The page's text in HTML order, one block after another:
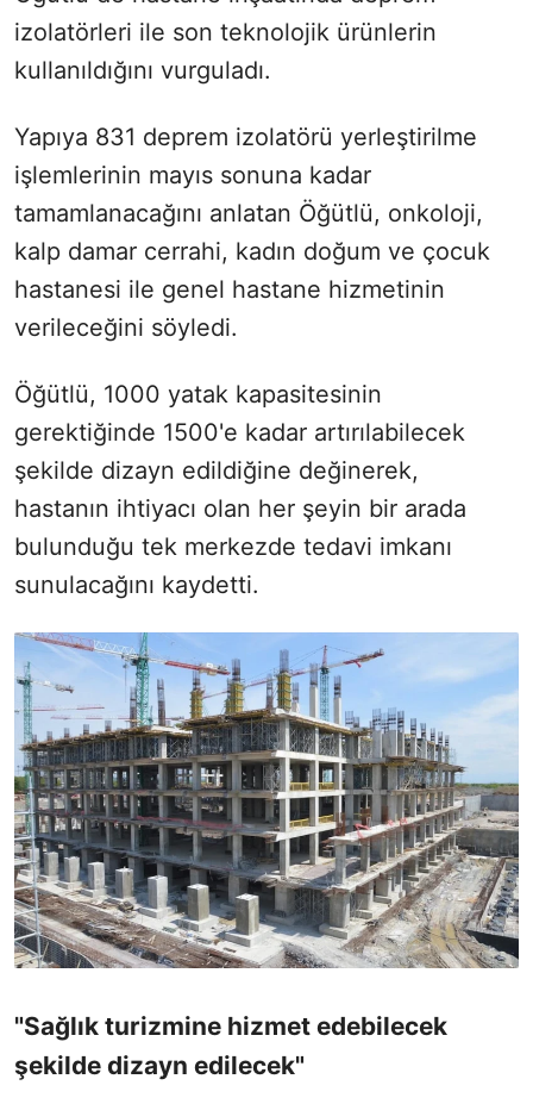
izolatörleri ile son teknolojik ürünlerin
kullanıldığını vurguladı.
Yapıya 831 deprem izolatörü yerleştirilme
işlemlerinin mayıs sonuna kadar
tamamlanacağını anlatan Öğütlü, onkoloji,
kalp damar cerrahi, kadın doğum ve çocuk
hastanesi ile genel hastane hizmetinin
verileceğini söyledi.
Öğütlü, 1000 yatak kapasitesinin
gerektiğinde 1500'e kadar artırılabilecek
şekilde dizayn edildiğine değinerek,
hastanın ihtiyacı olan her şeyin bir arada
bulunduğu tek merkezde tedavi imkanı
sunulacağını kaydetti.
"Sağlık turizmine hizmet edebilecek
şekilde dizayn edilecek"